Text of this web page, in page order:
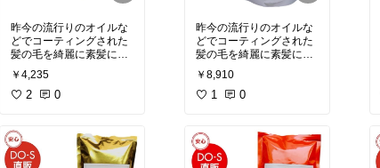
昨今の流行りのオイルな
どでコーティングされた
髪の毛を綺麗に素髪に戻
してくれる
本来の髪の毛の良さが戻
ることで本当に綺麗にな
少しダメージやパサつき
が気になる人向けトリー
トメント
￥4,235
2 0
昨今の流行りのオイルな
どでコーティングされた
髪の毛を綺麗に素髪に戻
してくれる
本来の髪の毛の良さが戻
ることで本当に綺麗にな
￥8,910
1 0